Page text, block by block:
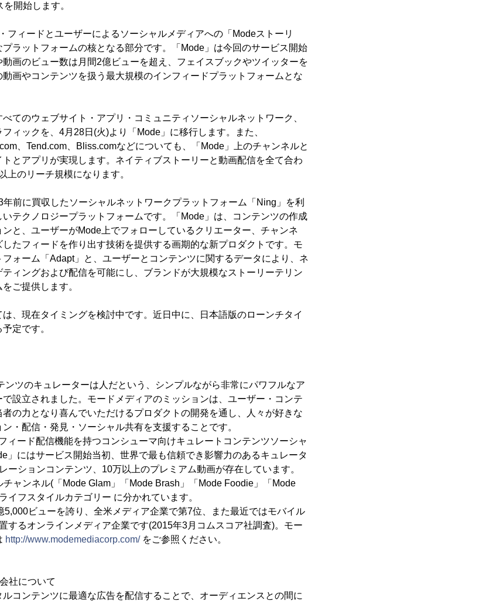
開始します。
フィードとユーザーによるソーシャルメディアへの「Modeストーリ
ラットフォームの核となる部分です。「Mode」は今回のサービス開始
画のビュー数は月間2億ビューを超え、フェイスブックやツイッターを
画やコンテンツを扱う最大規模のインフィードプラットフォームとな
てのウェブサイト・アプリ・コミュニティソーシャルネットワーク、
ィックを、4月28日(火)より「Mode」に移行します。また、
、Tend.com、Bliss.comなどについても、「Mode」上のチャンネルと
とアプリが実現します。ネイティブストーリーと動画配信を全て合わ
上のリーチ規模になります。
年前に買収したソーシャルネットワークプラットフォーム「Ning」を利
テクノロジープラットフォームです。「Mode」は、コンテンツの作成
と、ユーザーがMode上でフォローしているクリエーター、チャンネ
たフィードを作り出す技術を提供する画期的な新プロダクトです。モ
ォーム「Adapt」と、ユーザーとコンテンツに関するデータにより、ネ
ィングおよび配信を可能にし、ブランドが大規模なストーリーテリン
ご提供します。
、現在タイミングを検討中です。近日中に、日本語版のローンチタイ
定です。
ンツのキュレーターは人だという、シンプルながら非常にパワフルなア
設立されました。モードメディアのミッションは、ユーザー・コンテ
の力となり喜んでいただけるプロダクトの開発を通し、人々が好きな
・配信・発見・ソーシャル共有を支援することです。
ィード配信機能を持つコンシューマ向けキュレートコンテンツソーシャ
」にはサービス開始当初、世界で最も信頼でき影響力のあるキュレータ
ーションコンテンツ、10万以上のプレミアム動画が存在しています。
チャンネル(「Mode Glam」「Mode Brash」「Mode Foodie」「Mode
イフスタイルカテゴリー に分かれています。
5,000ビューを誇り、全米メディア企業で第7位、また最近ではモバイル
するオンラインメディア企業です(2015年3月コムスコア社調査)。モー
http://www.modemediacorp.com/をご参照ください。
社について
コンテンツに最適な広告を配信することで、オーディエンスとの間に